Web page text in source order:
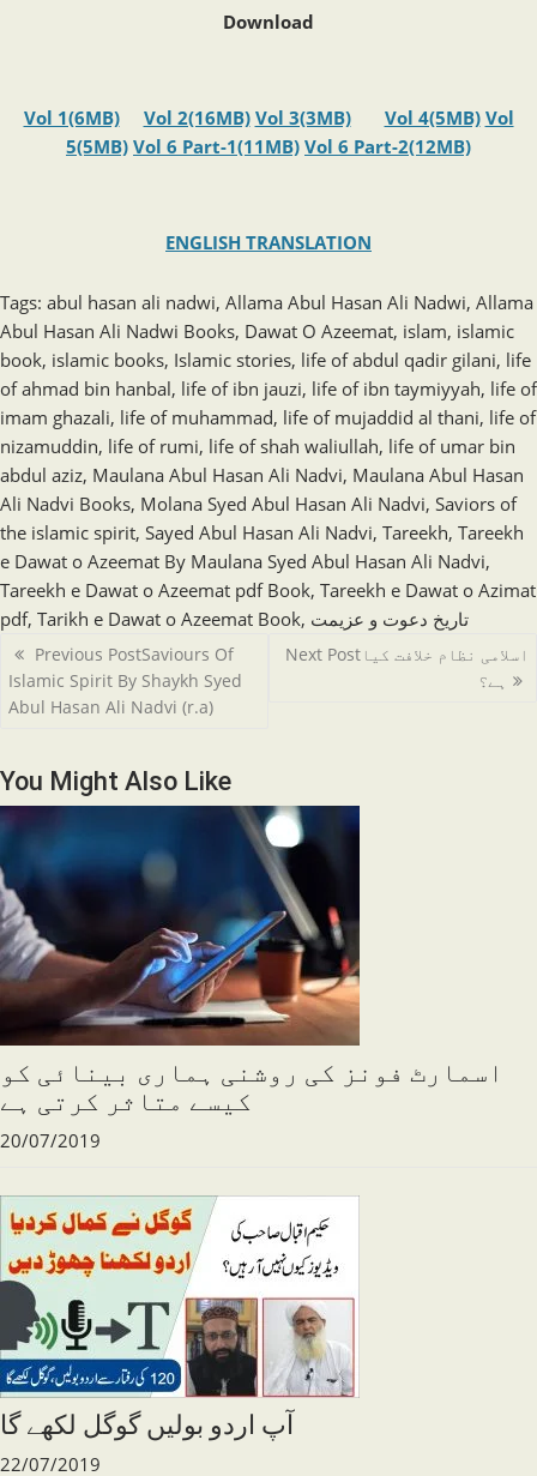
Download
Vol 1(6MB) Vol 2(16MB) Vol 3(3MB) Vol 4(5MB) Vol
5(5MB) Vol 6 Part-1(11MB) Vol 6 Part-2(12MB)
ENGLISH TRANSLATION
Tags: abul hasan ali nadwi, Allama Abul Hasan Ali Nadwi, Allama
Abul Hasan Ali Nadwi Books, Dawat O Azeemat, islam, islamic
book, islamic books, Islamic stories, life of abdul qadir gilani, life
of ahmad bin hanbal, life of ibn jauzi, life of ibn taymiyyah, life of
imam ghazali, life of muhammad, life of mujaddid al thani, life of
nizamuddin, life of rumi, life of shah waliullah, life of umar bin
abdul aziz, Maulana Abul Hasan Ali Nadvi, Maulana Abul Hasan
Ali Nadvi Books, Molana Syed Abul Hasan Ali Nadvi, Saviors of
the islamic spirit, Sayed Abul Hasan Ali Nadvi, Tareekh, Tareekh
e Dawat o Azeemat By Maulana Syed Abul Hasan Ali Nadvi,
Tareekh e Dawat o Azeemat pdf Book, Tareekh e Dawat o Azimat
pdf, Tarikh e Dawat o Azeemat Book, تاریخ دعوت و عزیمت
Read
more
articles
Previous PostSaviours Of
Islamic Spirit By Shaykh Syed
Abul Hasan Ali Nadvi (r.a)
Next Post اسلامی نظام خلافت کیا
ہے؟
You Might Also Like
اسمارٹ فونز کی روشنی ہماری بینائی کو
کیسے متاثر کرتی ہے
20/07/2019
آپ اردو بولیں گوگل لکھے گا
22/07/2019